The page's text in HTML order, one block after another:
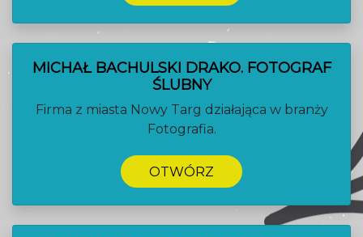
MICHAŁ BACHULSKI DRAKO. FOTOGRAF
ŚLUBNY
Firma z miasta Nowy Targ działająca w branży
Fotografia.
OTWÓRZ